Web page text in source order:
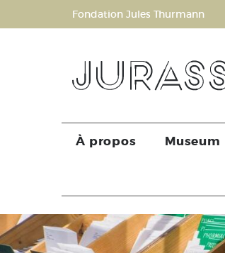
Fondation Jules Thurmann
À propos Museum